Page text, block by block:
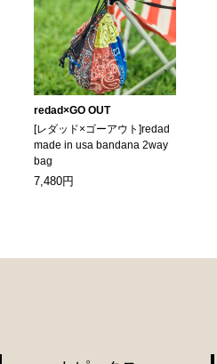
redad×GO OUT
[レダッド×ゴーアウト]redad
made in usa bandana 2way
bag
7,480円